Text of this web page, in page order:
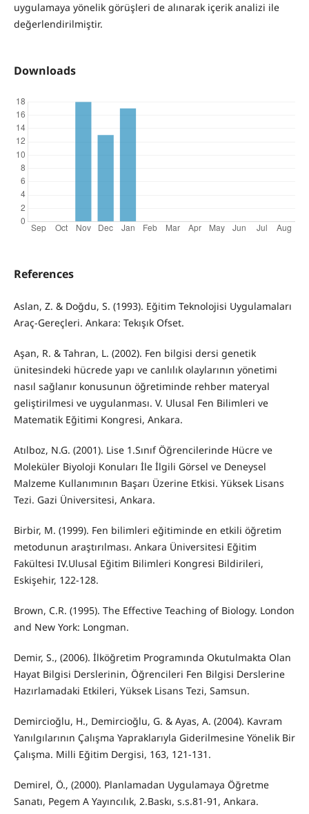
uygulamaya yönelik görüşleri de alınarak içerik analizi ile
değerlendirilmiştir.
Downloads
References
Aslan, Z. & Doğdu, S. (1993). Eğitim Teknolojisi Uygulamaları
Araç-Gereçleri. Ankara: Tekışık Ofset.
Aşan, R. & Tahran, L. (2002). Fen bilgisi dersi genetik
ünitesindeki hücrede yapı ve canlılık olaylarının yönetimi
nasıl sağlanır konusunun öğretiminde rehber materyal
geliştirilmesi ve uygulanması. V. Ulusal Fen Bilimleri ve
Matematik Eğitimi Kongresi, Ankara.
Atılboz, N.G. (2001). Lise 1.Sınıf Öğrencilerinde Hücre ve
Moleküler Biyoloji Konuları İle İlgili Görsel ve Deneysel
Malzeme Kullanımının Başarı Üzerine Etkisi. Yüksek Lisans
Tezi. Gazi Üniversitesi, Ankara.
Birbir, M. (1999). Fen bilimleri eğitiminde en etkili öğretim
metodunun araştırılması. Ankara Üniversitesi Eğitim
Fakültesi IV.Ulusal Eğitim Bilimleri Kongresi Bildirileri,
Eskişehir, 122-128.
Brown, C.R. (1995). The Effective Teaching of Biology. London
and New York: Longman.
Demir, S., (2006). İlköğretim Programında Okutulmakta Olan
Hayat Bilgisi Derslerinin, Öğrencileri Fen Bilgisi Derslerine
Hazırlamadaki Etkileri, Yüksek Lisans Tezi, Samsun.
Demircioğlu, H., Demircioğlu, G. & Ayas, A. (2004). Kavram
Yanılgılarının Çalışma Yapraklarıyla Giderilmesine Yönelik Bir
Çalışma. Milli Eğitim Dergisi, 163, 121-131.
Demirel, Ö., (2000). Planlamadan Uygulamaya Öğretme
Sanatı, Pegem A Yayıncılık, 2.Baskı, s.s.81-91, Ankara.